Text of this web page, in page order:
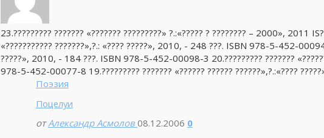
23.????????? ??????? «??????? ?????????» ?.:«????? ? ???????? – 2000»,
«??????????? ???????»,?.: «???? ?????», 2010, - 248 ???. ISBN 978-5-452-
?????», 2010, - 184 ???. ISBN 978-5-452-00098-3 20.????????? ???????
978-5-452-00077-8 19.????????? ??????? «?????? ?????? ??????»,?.:«????
Поэзия
Поцелуи
от Александр Асмолов 08.12.2006 0